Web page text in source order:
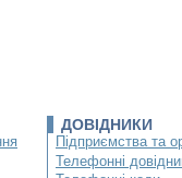
ДОВІДНИКИ
Підприємства та
Телефонні